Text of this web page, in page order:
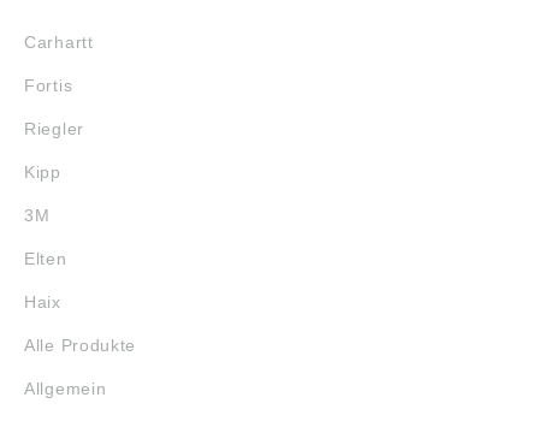
Carhartt
Fortis
Riegler
Kipp
3M
Elten
Haix
Alle Produkte
Allgemein